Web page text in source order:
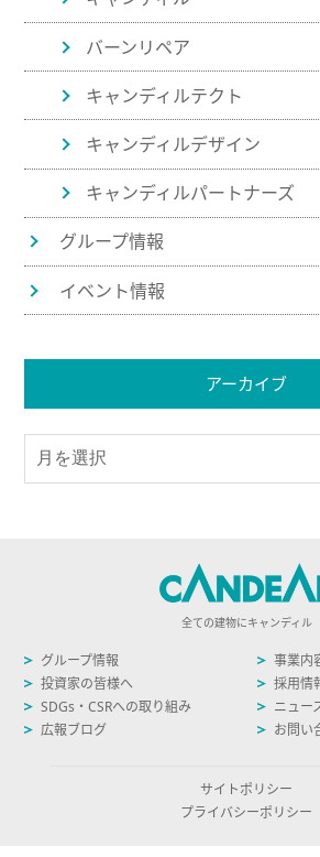
バーンリペア
キャンディルテクト
キャンディルデザイン
キャンディルパートナーズ
グループ情報
イベント情報
アーカイブ
グループ情報
事業内
投資家の皆様へ
採用情
SDGs・CSRへの取り組み
ニュー
広報ブログ
お問い
サイトポリシー
プライバシーポリシー
全ての建物にキャンディル